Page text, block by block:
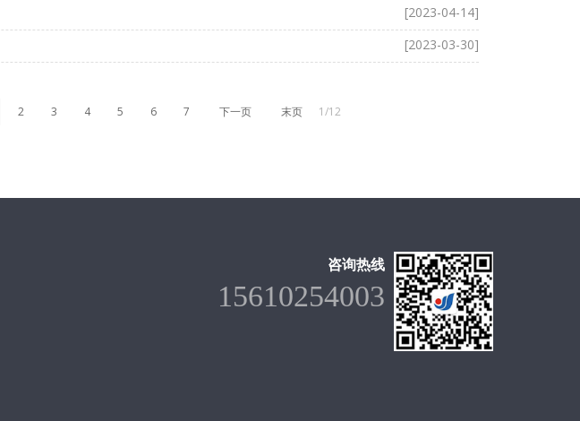
[2023-04-14]
[2023-03-30]
2 3 4 5 6 7 下一页 末页 1/12
咨询热线
15610254003